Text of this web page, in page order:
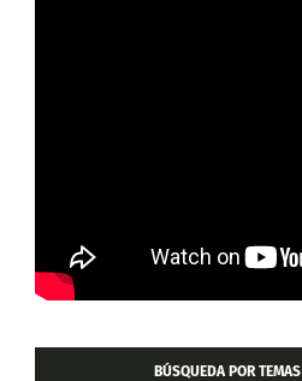
BÚSQUEDA POR TEMAS